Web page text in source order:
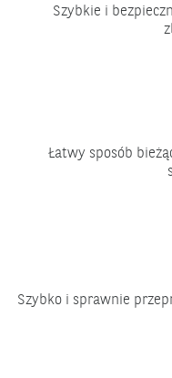
Szybkie i
Łatwy sposób
Szybko i sprawnie